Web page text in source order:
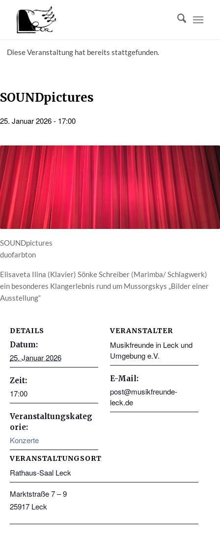
Diese Veranstaltung hat bereits stattgefunden.
SOUNDpictures
25. Januar 2026 - 17:00
SOUNDpictures
duofarbton
Elisaveta Ilina (Klavier) Sönke Schreiber (Marimba/ Schlagwerk)
ein besonderes Klangerlebnis rund um Mussorgskys „Bilder einer
Ausstellung“
DETAILS
Datum:
25. Januar 2026
Zeit:
17:00
Veranstaltungskateg
orie:
Konzerte
VERANSTALTUNGSORT
Rathaus-Saal Leck
Marktstraße 7 – 9
25917 Leck
VERANSTALTER
Musikfreunde in Leck und
Umgebung e.V.
E-Mail:
post@musikfreunde-
leck.de